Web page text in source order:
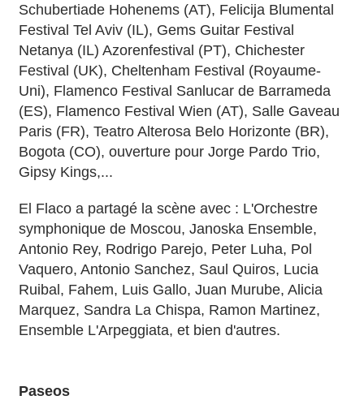
Schubertiade Hohenems (AT), Felicija Blumental
Festival Tel Aviv (IL), Gems Guitar Festival
Netanya (IL) Azorenfestival (PT), Chichester
Festival (UK), Cheltenham Festival (Royaume-
Uni), Flamenco Festival Sanlucar de Barrameda
(ES), Flamenco Festival Wien (AT), Salle Gaveau
Paris (FR), Teatro Alterosa Belo Horizonte (BR),
Bogota (CO), ouverture pour Jorge Pardo Trio,
Gipsy Kings,...
El Flaco a partagé la scène avec : L'Orchestre
symphonique de Moscou, Janoska Ensemble,
Antonio Rey, Rodrigo Parejo, Peter Luha, Pol
Vaquero, Antonio Sanchez, Saul Quiros, Lucia
Ruibal, Fahem, Luis Gallo, Juan Murube, Alicia
Marquez, Sandra La Chispa, Ramon Martinez,
Ensemble L'Arpeggiata, et bien d'autres.
Paseos